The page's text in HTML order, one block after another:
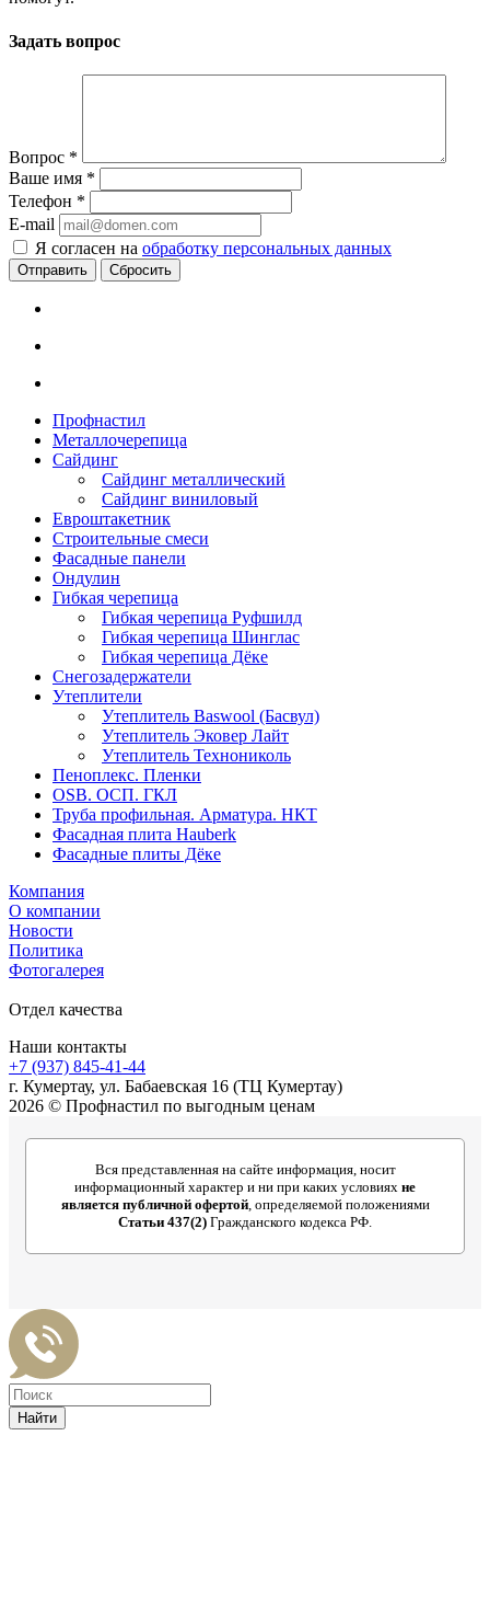
Задать вопрос
Вопрос *
Ваше имя *
Телефон *
E-mail
Я согласен на обработку персональных данных
Сбросить
Профнастил
Металлочерепица
Сайдинг
Сайдинг металлический
Сайдинг виниловый
Евроштакетник
Строительные смеси
Фасадные панели
Ондулин
Гибкая черепица
Гибкая черепица Руфшилд
Гибкая черепица Шинглас
Гибкая черепица Дёке
Снегозадержатели
Утеплители
Утеплитель Baswool (Басвул)
Утеплитель Эковер Лайт
Утеплитель Технониколь
Пеноплекс. Пленки
OSB. ОСП. ГКЛ
Труба профильная. Арматура. НКТ
Фасадная плита Hauberk
Фасадные плиты Дёке
Компания
О компании
Новости
Политика
Фотогалерея
Отдел качества
Наши контакты
+7 (937) 845-41-44
г. Кумертау, ул. Бабаевская 16 (ТЦ Кумертау)
2026 © Профнастил по выгодным ценам
Вся представленная на сайте информация, носит
информационный характер и ни при каких условиях не
является публичной офертой, определяемой положениями
Статьи 437(2) Гражданского кодекса РФ.
Найти